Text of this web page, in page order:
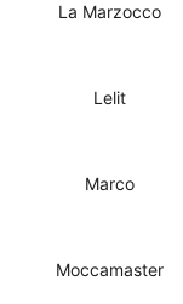
La Marzocco
Lelit
Marco
Moccamaster